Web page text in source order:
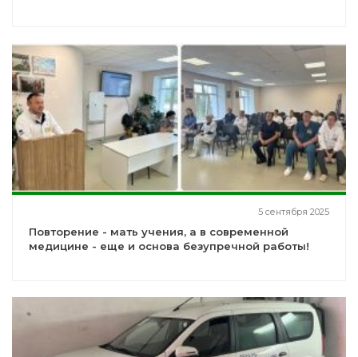
5 сентября 2025
Повторение - мать учения, а в современной
медицине - еще и основа безупречной работы!